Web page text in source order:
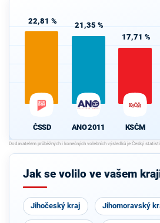
22,81 %
ČSSD
21,35 %
ANO 2011
17,71 %
KSČM
Jak se volilo ve vašem
Jihočeský kraj Jihomoravský